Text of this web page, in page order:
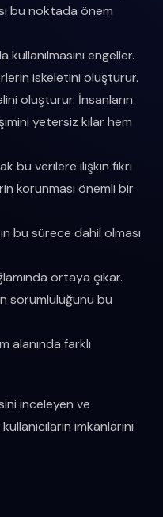
bu noktada önem
engeller.
iskeletini oluşturur.
oluşturur. İnsanların
yetersiz kılar hem
bu verilere ilişkin fikri
korunması önemli bir
bu sürece dahil olması
ortaya çıkar.
sorumluluğunu bu
alanında farklı
inceleyen ve
imkanlarını